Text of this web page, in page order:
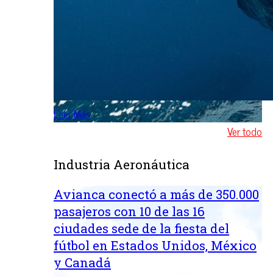
Leer Más
Ver todo
Industria Aeronáutica
Avianca conectó a más de 350.000
pasajeros con 10 de las 16
ciudades sede de la fiesta del
fútbol en Estados Unidos, México
y Canadá